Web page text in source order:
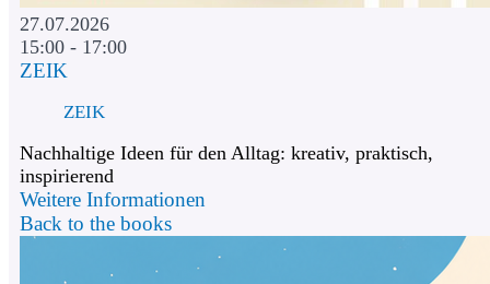
27.07.2026
15:00 - 17:00
ZEIK
ZEIK
Nachhaltige Ideen für den Alltag: kreativ, praktisch,
inspirierend
Weitere Informationen
Back to the books